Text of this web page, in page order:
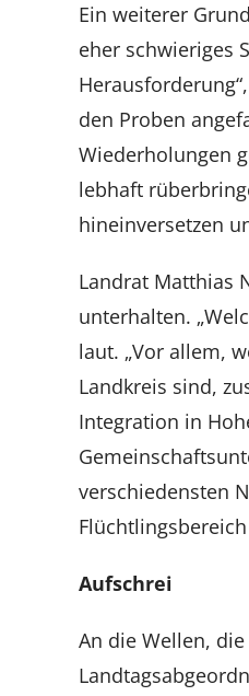
Ein weiterer
eher schwieriges
den Proben
Wiederholungen
lebhaft
hineinversetzen
Landrat Matthias
unterhalten.
laut. „Vor allem,
Landkreis sind,
Integration in
verschiedensten
Aufschrei
An die Wellen,